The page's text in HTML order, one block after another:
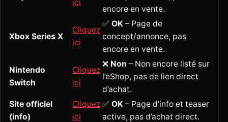
ici
encore en vente.
Xbox Series X
Cliquez
ici
✅ OK – Page de
concept/annonce, pas
encore en vente.
Nintendo
Switch
Cliquez
ici
❌ Non – Non encore listé sur
l’eShop, pas de lien direct
d’achat.
Site officiel
(info)
Cliquez
ici
✅ OK – Page d’info et teaser
active, pas d’achat direct.